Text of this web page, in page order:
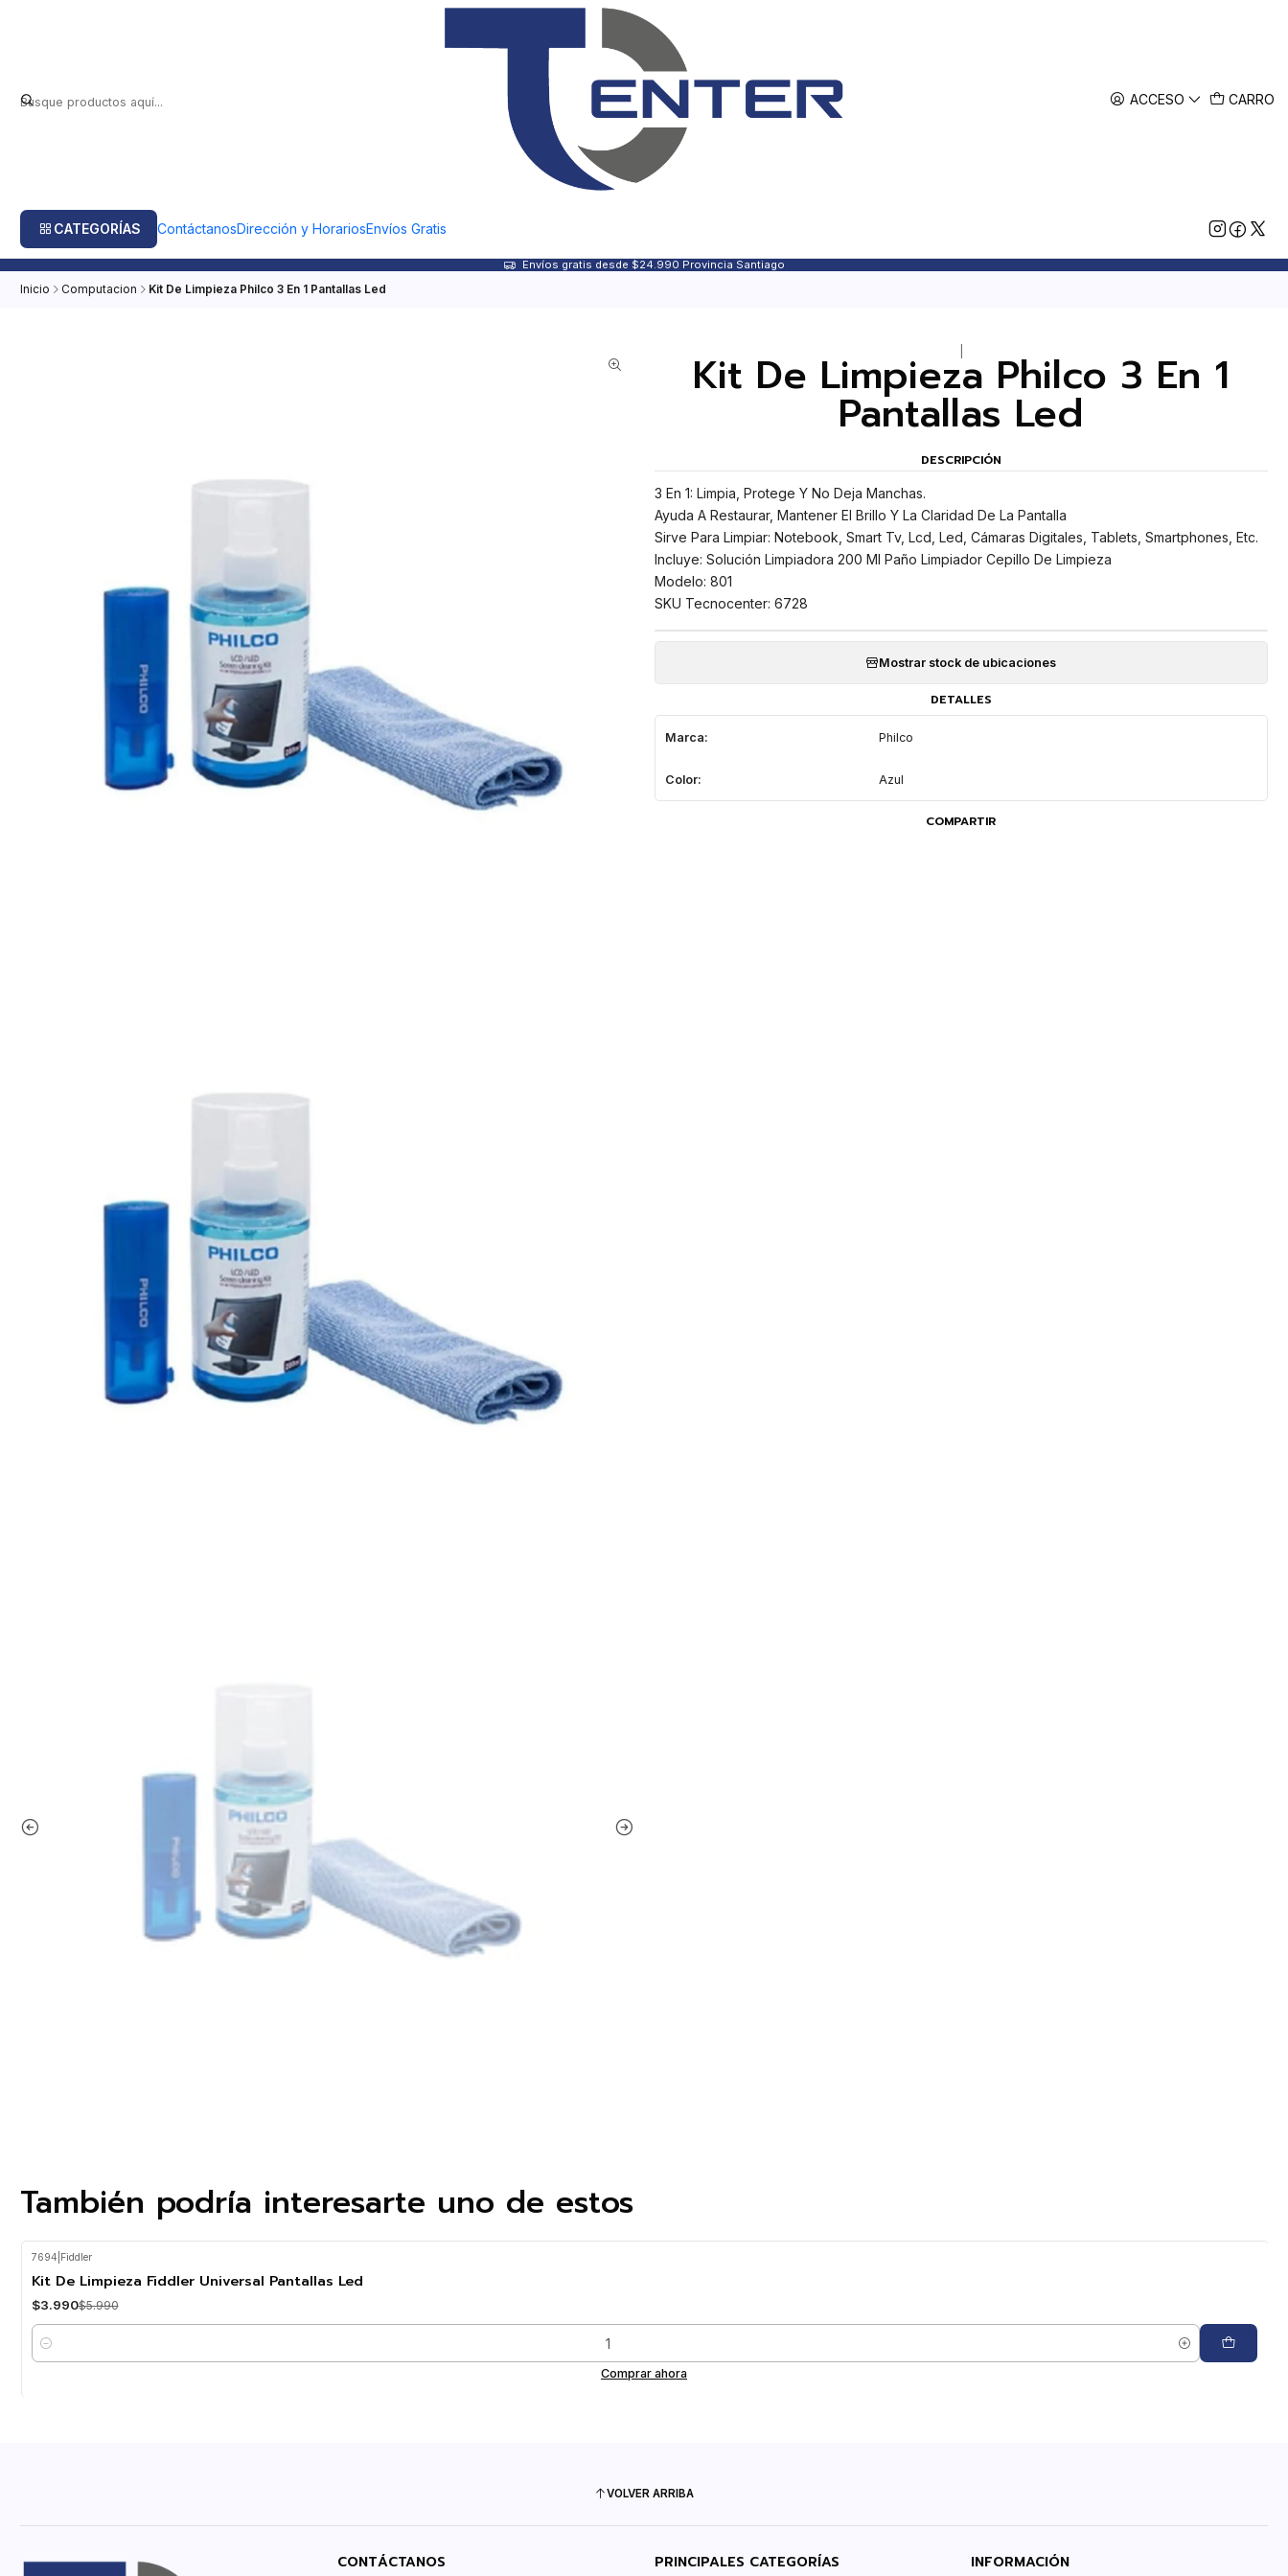
ACCESO CARRO
CATEGORÍAS ContáctanosDirección y HorariosEnvíos Gratis
Envíos gratis desde $24.990 Provincia Santiago
Inicio Computacion Kit De Limpieza Philco 3 En 1 Pantallas Led
Kit De Limpieza Philco 3 En 1
Pantallas Led
DESCRIPCIÓN
3 En 1: Limpia, Protege Y No Deja Manchas.
Ayuda A Restaurar, Mantener El Brillo Y La Claridad De La Pantalla
Sirve Para Limpiar: Notebook, Smart Tv, Lcd, Led, Cámaras Digitales, Tablets, Smartphones, Etc.
Incluye: Solución Limpiadora 200 Ml Paño Limpiador Cepillo De Limpieza
Modelo: 801
SKU Tecnocenter: 6728
Mostrar stock de ubicaciones
DETALLES
Marca: Philco
Color: Azul
COMPARTIR
También podría interesarte uno de estos
-33% OFF
7694 Fiddler
Kit De Limpieza Fiddler Universal Pantallas Led
$3.990$5.990
Cantidad
Comprar ahora
VOLVER ARRIBA
CONTÁCTANOS PRINCIPALES CATEGORÍAS INFORMACIÓN